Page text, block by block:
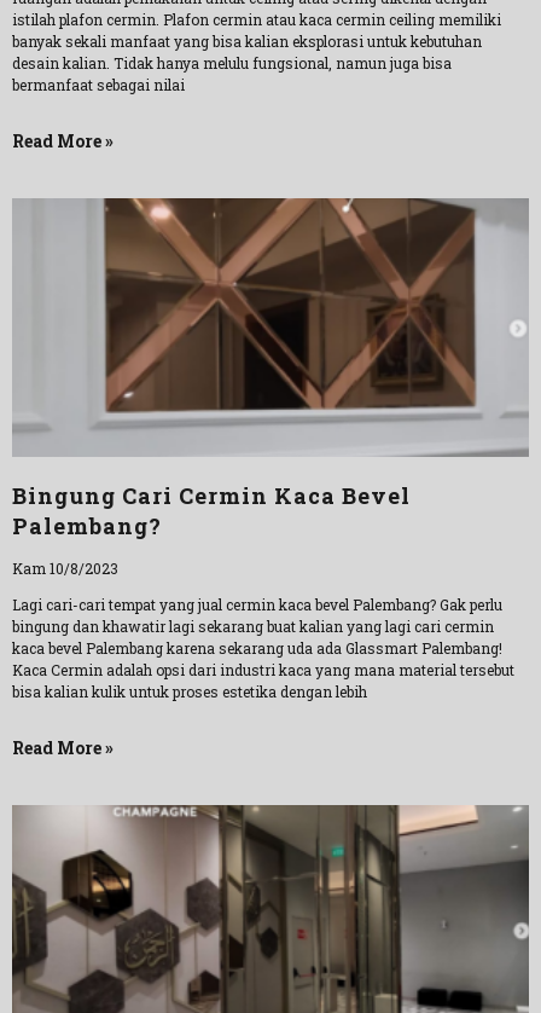
istilah plafon cermin. Plafon cermin atau kaca cermin ceiling memiliki
banyak sekali manfaat yang bisa kalian eksplorasi untuk kebutuhan
desain kalian. Tidak hanya melulu fungsional, namun juga bisa
bermanfaat sebagai nilai
Read More »
Bingung Cari Cermin Kaca Bevel
Palembang?
Kam 10/8/2023
Lagi cari-cari tempat yang jual cermin kaca bevel Palembang? Gak perlu
bingung dan khawatir lagi sekarang buat kalian yang lagi cari cermin
kaca bevel Palembang karena sekarang uda ada Glassmart Palembang!
Kaca Cermin adalah opsi dari industri kaca yang mana material tersebut
bisa kalian kulik untuk proses estetika dengan lebih
Read More »